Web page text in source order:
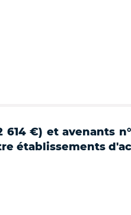
€) et avenants
établissements